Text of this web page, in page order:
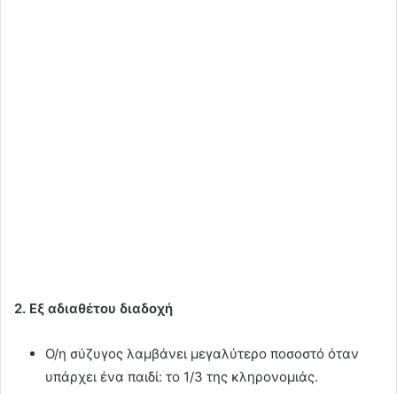
2. Εξ αδιαθέτου διαδοχή
Ο/η σύζυγος λαμβάνει μεγαλύτερο ποσοστό όταν
υπάρχει ένα παιδί: το 1/3 της κληρονομιάς.